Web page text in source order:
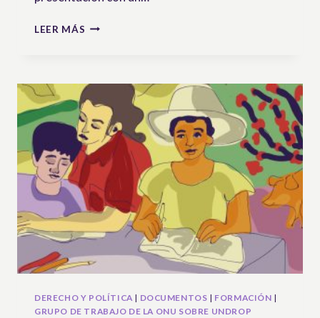
LEER MÁS
DE
LA
ONU
SOBRE
EL
UNDROP
–
PRESENTACIÓN
EN
VÍDEO
DE
GENEVIÈVE
SAVIGNY
DERECHO Y POLÍTICA| DOCUMENTOS | FORMACIÓN |
GRUPO DE TRABAJO DE LA ONU SOBRE UNDROP